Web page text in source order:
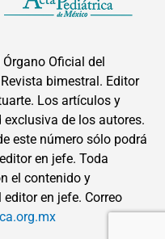
Órgano Oficial del
bimestral. Editor
Los artículos y
de los autores.
este número sólo podrá
en jefe. Toda
el contenido y
en jefe. Correo